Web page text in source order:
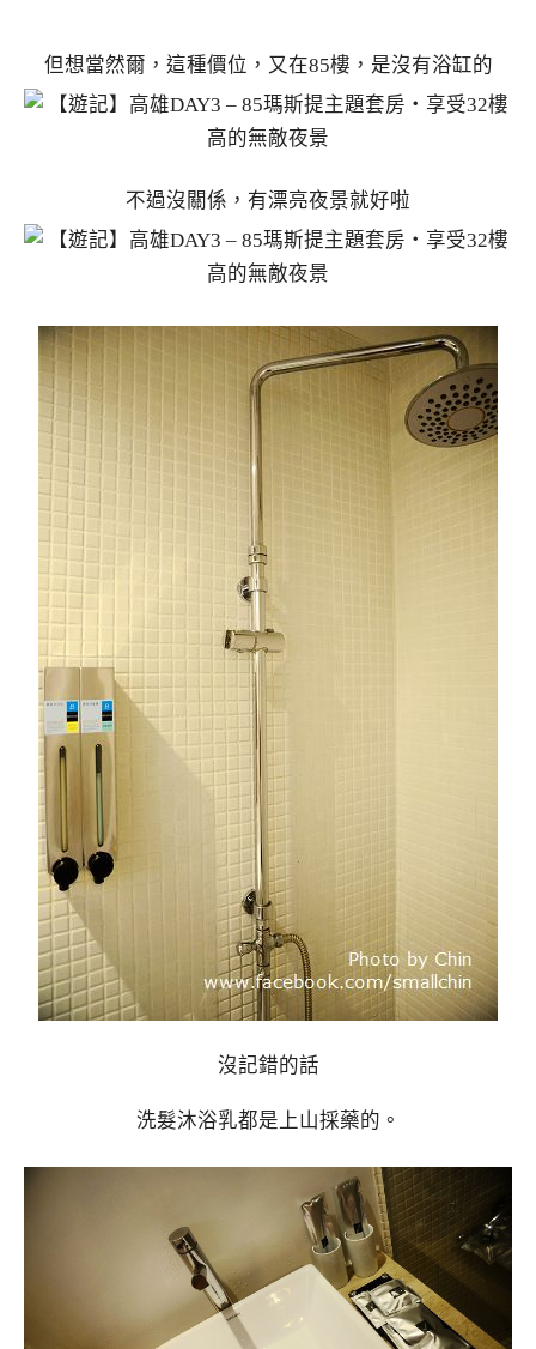
但想當然爾，這種價位，又在85樓，是沒有浴缸的
不過沒關係，有漂亮夜景就好啦
沒記錯的話
洗髮沐浴乳都是上山採藥的。